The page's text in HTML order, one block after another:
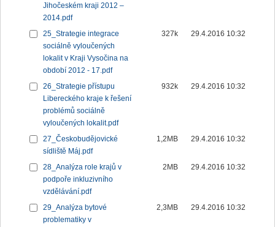
Jihočeském kraji 2012 –
2014.pdf
25_Strategie integrace
sociálně vyloučených
lokalit v Kraji Vysočina na
období 2012 - 17.pdf
327k 29.4.2016 10:32
26_Strategie přístupu
Libereckého kraje k řešení
problémů sociálně
vyloučených lokalit.pdf
932k 29.4.2016 10:32
27_Českobudějovické
sídliště Máj.pdf
1,2MB 29.4.2016 10:32
28_Analýza role krajů v
podpoře inkluzivního
vzdělávání.pdf
2MB 29.4.2016 10:32
29_Analýza bytové
problematiky v
2,3MB 29.4.2016 10:32